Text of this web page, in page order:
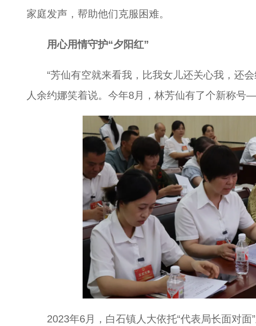
家庭发声，帮助他们克服困难。
用心用情守护“夕阳红”
“芳仙有空就来看我，比我女儿还关心我，还会
人余约娜笑着说。今年8月，林芳仙有了个新称号
2023年6月，白石镇人大依托“代表局长面对面